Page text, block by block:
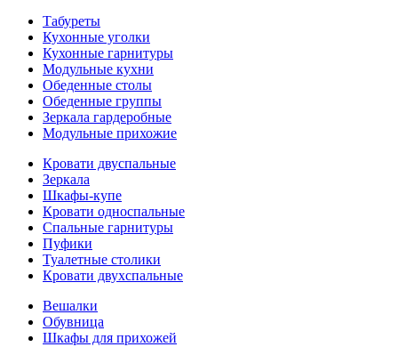
Табуреты
Кухонные уголки
Кухонные гарнитуры
Модульные кухни
Обеденные столы
Обеденные группы
Зеркала гардеробные
Модульные прихожие
Кровати двуспальные
Зеркала
Шкафы-купе
Кровати односпальные
Спальные гарнитуры
Пуфики
Туалетные столики
Кровати двухспальные
Вешалки
Обувница
Шкафы для прихожей